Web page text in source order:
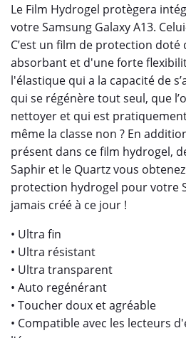
Le Film Hydrogel protègera
votre Samsung Galaxy A13.
C’est un film de protection
absorbant et d'une forte
l'élastique qui a la capacité de
qui se régénère tout seul, que
nettoyer et qui est
même la classe non ? En
présent dans ce film hydrogel,
Saphir et le Quartz vous
protection hydrogel pour votre
jamais créé à ce jour !
• Ultra fin
• Ultra résistant
• Ultra transparent
• Auto regénérant
• Toucher doux et agréable
• Compatible avec les lecteurs